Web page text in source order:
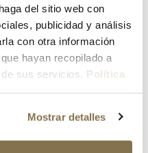
del sitio web con
publicidad y análisis
con otra información
hayan recopilado a
sus servicios. Política
Mostrar detalles